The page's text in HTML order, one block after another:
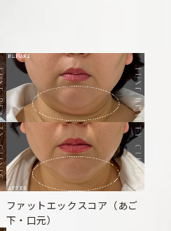
ファットエックスコア（あご
下・口元）